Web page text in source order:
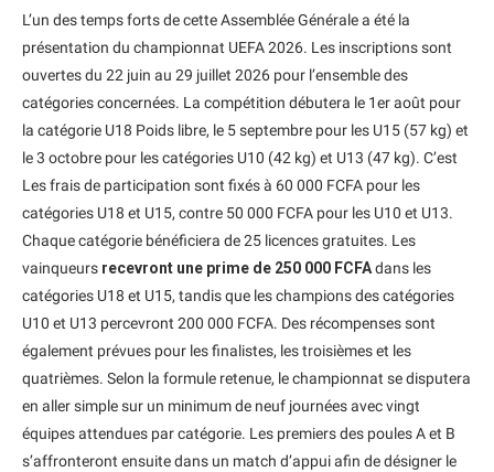
L’un des temps forts de cette Assemblée Générale a été la
présentation du championnat UEFA 2026. Les inscriptions sont
ouvertes du 22 juin au 29 juillet 2026 pour l’ensemble des
catégories concernées. La compétition débutera le 1er août pour
la catégorie U18 Poids libre, le 5 septembre pour les U15 (57 kg) et
le 3 octobre pour les catégories U10 (42 kg) et U13 (47 kg). C’est
Les frais de participation sont fixés à 60 000 FCFA pour les
catégories U18 et U15, contre 50 000 FCFA pour les U10 et U13.
Chaque catégorie bénéficiera de 25 licences gratuites. Les
vainqueurs recevront une prime de 250 000 FCFAdans les
catégories U18 et U15, tandis que les champions des catégories
U10 et U13 percevront 200 000 FCFA. Des récompenses sont
également prévues pour les finalistes, les troisièmes et les
quatrièmes. Selon la formule retenue, le championnat se disputera
en aller simple sur un minimum de neuf journées avec vingt
équipes attendues par catégorie. Les premiers des poules A et B
s’affronteront ensuite dans un match d’appui afin de désigner le